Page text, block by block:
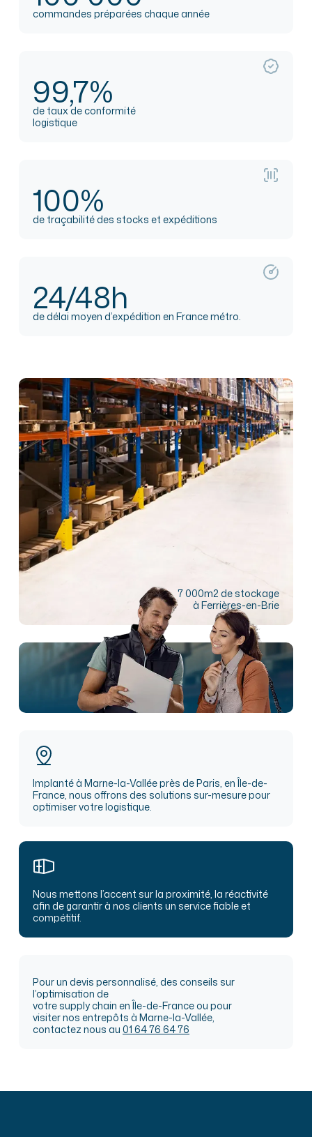
commandes préparées chaque année
99,7%
de taux de conformité
logistique
100%
de traçabilité des stocks et expéditions
24/48h
de délai moyen d’expédition en France métro.
7 000m2 de stockage
à Ferrières-en-Brie
Implanté à Marne-la-Vallée près de Paris, en Île-de-
France, nous offrons des solutions sur-mesure pour
optimiser votre logistique.
Nous mettons l’accent sur la proximité, la réactivité
afin de garantir à nos clients un service fiable et
compétitif.
Pour un devis personnalisé, des conseils sur
l’optimisation de
votre supply chain en Île-de-France ou pour
visiter nos entrepôts à Marne-la-Vallée,
contactez nous au01 64 76 64 76